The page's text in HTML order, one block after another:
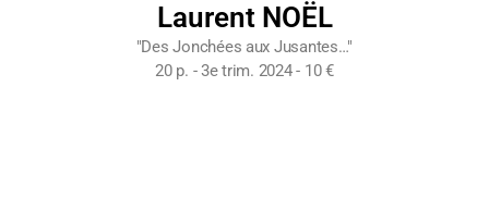
Laurent NOËL
"Des Jonchées aux Jusantes…"
20 p. - 3e trim. 2024 - 10 €